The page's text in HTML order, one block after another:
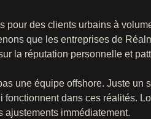
pour des clients urbains à
que les entreprises de
la réputation personnelle et
une équipe offshore. Juste un
fonctionnent dans ces réalités.
ajustements immédiatement.